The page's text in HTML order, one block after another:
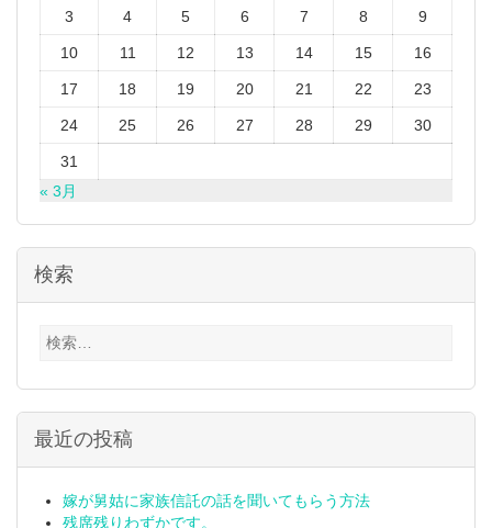
3 4 5 6 7 8 9
10 11 12 13 14 15 16
17 18 19 20 21 22 23
24 25 26 27 28 29 30
31
« 3月
検索
検
最近の投稿
嫁が舅姑に家族信託の話を聞いてもらう方法
残席残りわずかです。